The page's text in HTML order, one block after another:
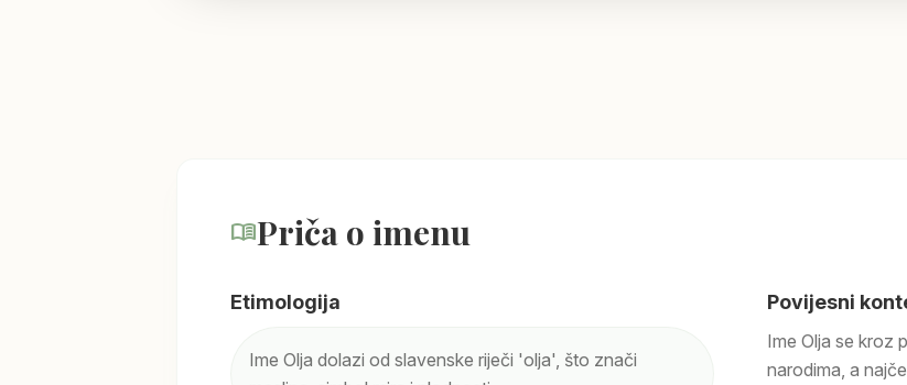
menu_bookPriča o imenu
Etimologija
Ime Olja dolazi od slavenske riječi 'olja', što znači
Povijesni
Ime Olja se kroz
narodima, a